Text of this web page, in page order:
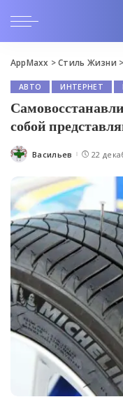
AppMaxx >Стиль Жизни
АВТО ИНТЕРНЕТ
собой
Posted
Васильев 22